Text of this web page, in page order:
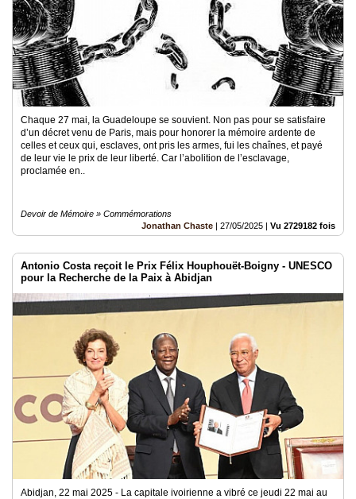
Chaque 27 mai, la Guadeloupe se souvient. Non pas pour se satisfaire
d’un décret venu de Paris, mais pour honorer la mémoire ardente de
celles et ceux qui, esclaves, ont pris les armes, fui les chaînes, et payé
de leur vie le prix de leur liberté. Car l’abolition de l’esclavage,
proclamée en..
Devoir de Mémoire » Commémorations
Jonathan Chaste | 27/05/2025 | Vu 2729182 fois
Antonio Costa reçoit le Prix Félix Houphouët-Boigny - UNESCO
pour la Recherche de la Paix à Abidjan
Abidjan, 22 mai 2025 - La capitale ivoirienne a vibré ce jeudi 22 mai au